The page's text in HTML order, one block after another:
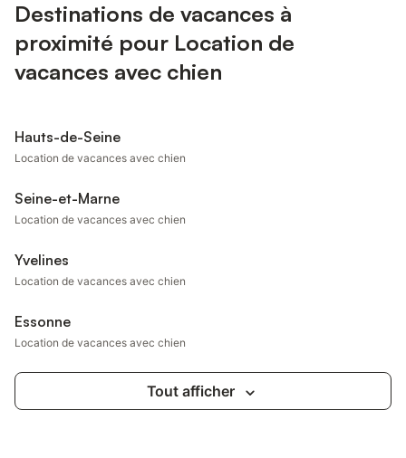
Destinations de vacances à
proximité pour Location de
vacances avec chien
Hauts-de-Seine
Location de vacances avec chien
Seine-et-Marne
Location de vacances avec chien
Yvelines
Location de vacances avec chien
Essonne
Location de vacances avec chien
Tout afficher